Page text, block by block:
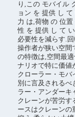
り,この モバイル
ョン を 提供 し
力 は,荷物 の 位
性 を 提供 し て
必要性を減らす.
操作者が狭い空間
の特徴は,空間最
ナリオで特に価値
クローラー・モバ
別に言及されるべ
ラー・アンダーキ
クレーンが苦労す
ースはクレーンの